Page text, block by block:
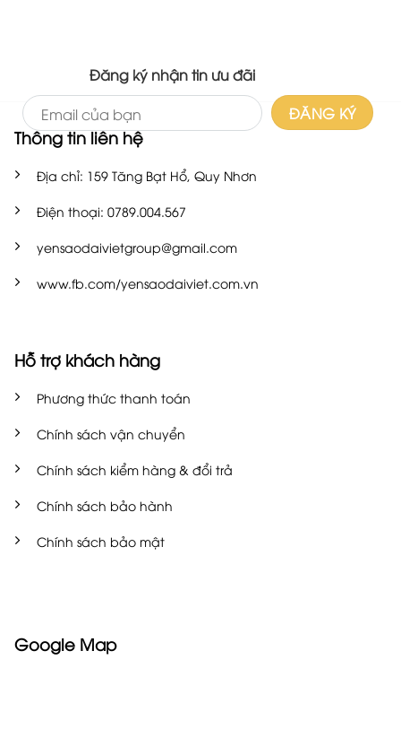
Đăng ký nhận tin ưu đãi
Thông tin liên hệ
Địa chỉ: 159 Tăng Bạt Hổ, Quy Nhơn
Điện thoại: 0789.004.567
yensaodaivietgroup@gmail.com
www.fb.com/yensaodaiviet.com.vn
Hỗ trợ khách hàng
Phương thức thanh toán
Chính sách vận chuyển
Chính sách kiểm hàng & đổi trả
Chính sách bảo hành
Chính sách bảo mật
Google Map